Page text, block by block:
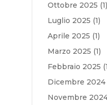
Ottobre 2025 (1)
Luglio 2025 (1)
Aprile 2025 (1)
Marzo 2025 (1)
Febbraio 2025
Dicembre 2024
Novembre